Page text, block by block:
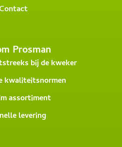
Prosman
bij de kweker
kwaliteitsnormen
assortiment
levering